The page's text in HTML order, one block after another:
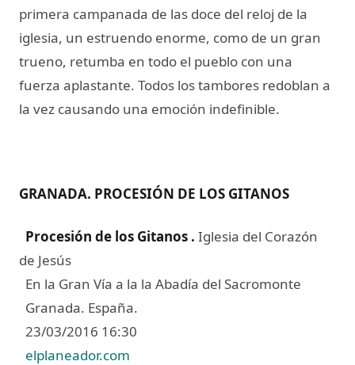
primera campanada de las doce del reloj de la
iglesia, un estruendo enorme, como de un gran
trueno, retumba en todo el pueblo con una
fuerza aplastante. Todos los tambores redoblan a
la vez causando una emoción indefinible.
GRANADA. PROCESIÓN DE LOS GITANOS
Procesión de los Gitanos . Iglesia del Corazón
de Jesús
En la Gran Vía a la la Abadía del Sacromonte
Granada. España.
23/03/2016 16:30
elplaneador.com